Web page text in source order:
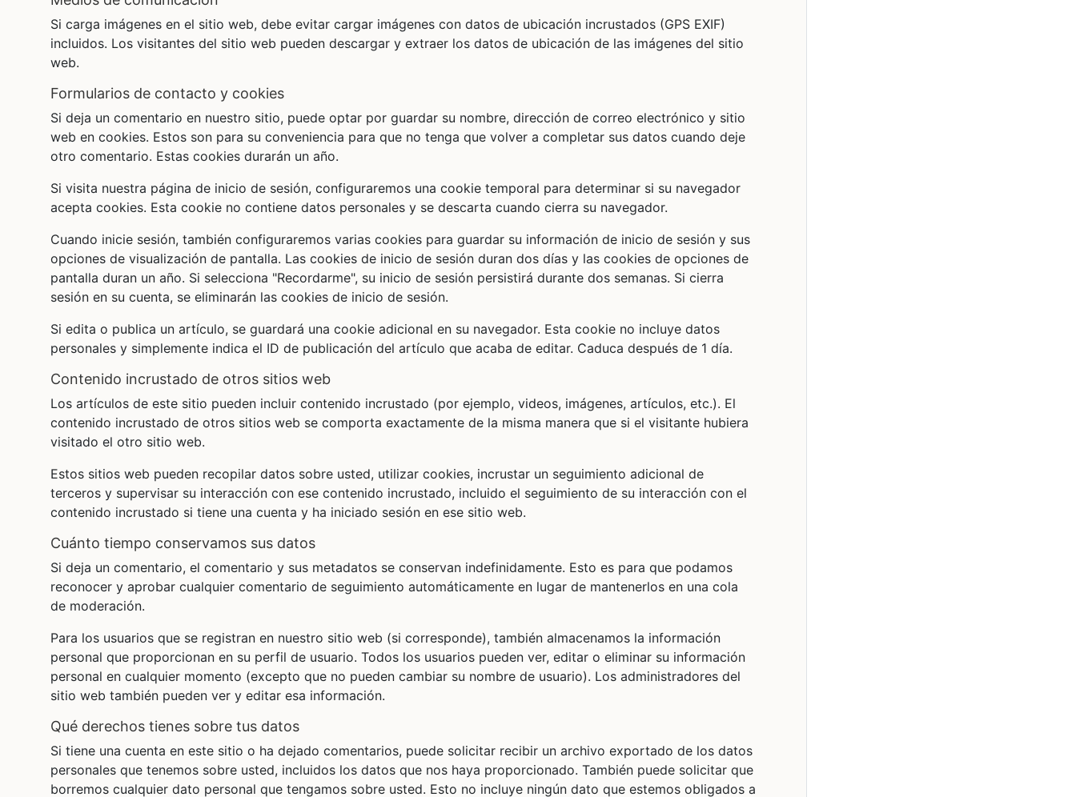
Si carga imágenes en el sitio web, debe evitar cargar imágenes con datos de ubicación incrustados (GPS EXIF)
incluidos. Los visitantes del sitio web pueden descargar y extraer los datos de ubicación de las imágenes del sitio
web.
formularios de contacto y cookies
Si deja un comentario en nuestro sitio, puede optar por guardar su nombre, dirección de correo electrónico y sitio
web en cookies. Estos son para su conveniencia para que no tenga que volver a completar sus datos cuando deje
otro comentario. Estas cookies durarán un año.
Si visita nuestra página de inicio de sesión, configuraremos una cookie temporal para determinar si su navegador
acepta cookies. Esta cookie no contiene datos personales y se descarta cuando cierra su navegador.
Cuando inicie sesión, también configuraremos varias cookies para guardar su información de inicio de sesión y sus
opciones de visualización de pantalla. Las cookies de inicio de sesión duran dos días y las cookies de opciones de
pantalla duran un año. Si selecciona "Recordarme", su inicio de sesión persistirá durante dos semanas. Si cierra
sesión en su cuenta, se eliminarán las cookies de inicio de sesión.
Si edita o publica un artículo, se guardará una cookie adicional en su navegador. Esta cookie no incluye datos
personales y simplemente indica el ID de publicación del artículo que acaba de editar. Caduca después de 1 día.
contenido incrustado de otros sitios web
Los artículos de este sitio pueden incluir contenido incrustado (por ejemplo, videos, imágenes, artículos, etc.). El
contenido incrustado de otros sitios web se comporta exactamente de la misma manera que si el visitante hubiera
visitado el otro sitio web.
Estos sitios web pueden recopilar datos sobre usted, utilizar cookies, incrustar un seguimiento adicional de
terceros y supervisar su interacción con ese contenido incrustado, incluido el seguimiento de su interacción con el
contenido incrustado si tiene una cuenta y ha iniciado sesión en ese sitio web.
cuánto tiempo conservamos sus datos
Si deja un comentario, el comentario y sus metadatos se conservan indefinidamente. Esto es para que podamos
reconocer y aprobar cualquier comentario de seguimiento automáticamente en lugar de mantenerlos en una cola
de moderación.
Para los usuarios que se registran en nuestro sitio web (si corresponde), también almacenamos la información
personal que proporcionan en su perfil de usuario. Todos los usuarios pueden ver, editar o eliminar su información
personal en cualquier momento (excepto que no pueden cambiar su nombre de usuario). Los administradores del
sitio web también pueden ver y editar esa información.
qué derechos tienes sobre tus datos
Si tiene una cuenta en este sitio o ha dejado comentarios, puede solicitar recibir un archivo exportado de los datos
personales que tenemos sobre usted, incluidos los datos que nos haya proporcionado. También puede solicitar que
borremos cualquier dato personal que tengamos sobre usted. Esto no incluye ningún dato que estemos obligados a